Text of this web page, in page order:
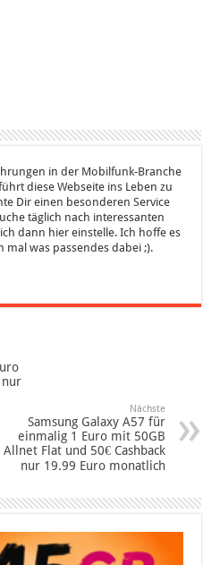
in der Mobilfunk-Branche
diese Webseite ins Leben zu
Dir einen besonderen Service
täglich nach interessanten
dann hier einstelle. Ich hoffe es
mal was passendes dabei ;).
Nächste
Samsung Galaxy A57 für
einmalig 1 Euro mit 50GB
Allnet Flat und 50€ Cashback
nur 19.99 Euro monatlich